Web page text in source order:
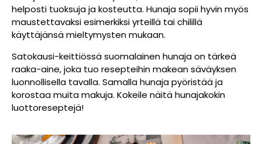
helposti tuoksuja ja kosteutta. Hunaja sopii hyvin myös
maustettavaksi esimerkiksi yrteillä tai chilillä
käyttäjänsä mieltymysten mukaan.
Satokausi-keittiössä suomalainen hunaja on tärkeä
raaka-aine, joka tuo resepteihin makean säväyksen
luonnollisella tavalla. Samalla hunaja pyöristää ja
korostaa muita makuja. Kokeile näitä hunajakokin
luottoreseptejä!